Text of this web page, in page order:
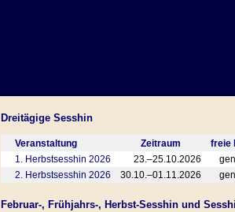
Dreitägige Sesshin
Veranstaltung Zeitraum freie
1. Herbstsesshin 2026
23.–25.10.2026
2. Herbstsesshin 2026
30.10.–01.11.2026
Februar-, Frühjahrs-, Herbst-Sesshin und